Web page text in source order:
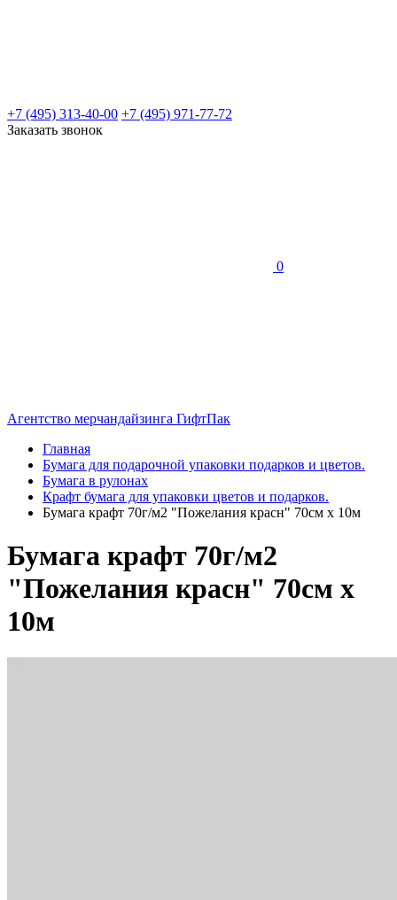
+7 (495) 313-40-00 +7 (495) 971-77-72
Заказать звонок
0
Агентство мерчандайзинга ГифтПак
Главная
Бумага для подарочной упаковки подарков и цветов.
Бумага в рулонах
Крафт бумага для упаковки цветов и подарков.
Бумага крафт 70г/м2 "Пожелания красн" 70см х 10м
Бумага крафт 70г/м2
"Пожелания красн" 70см х
10м